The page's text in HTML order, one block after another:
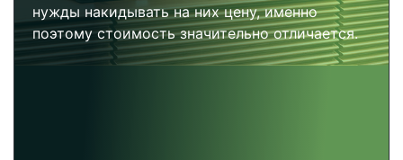
нужды накидывать на них цену, именно
поэтому стоимость значительно отличается.